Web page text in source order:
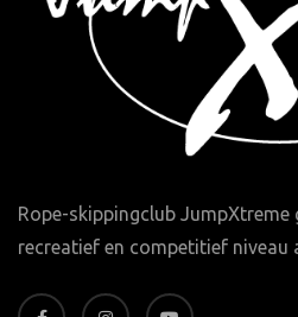
Rope-skippingclub
recreatief en competitief niveau